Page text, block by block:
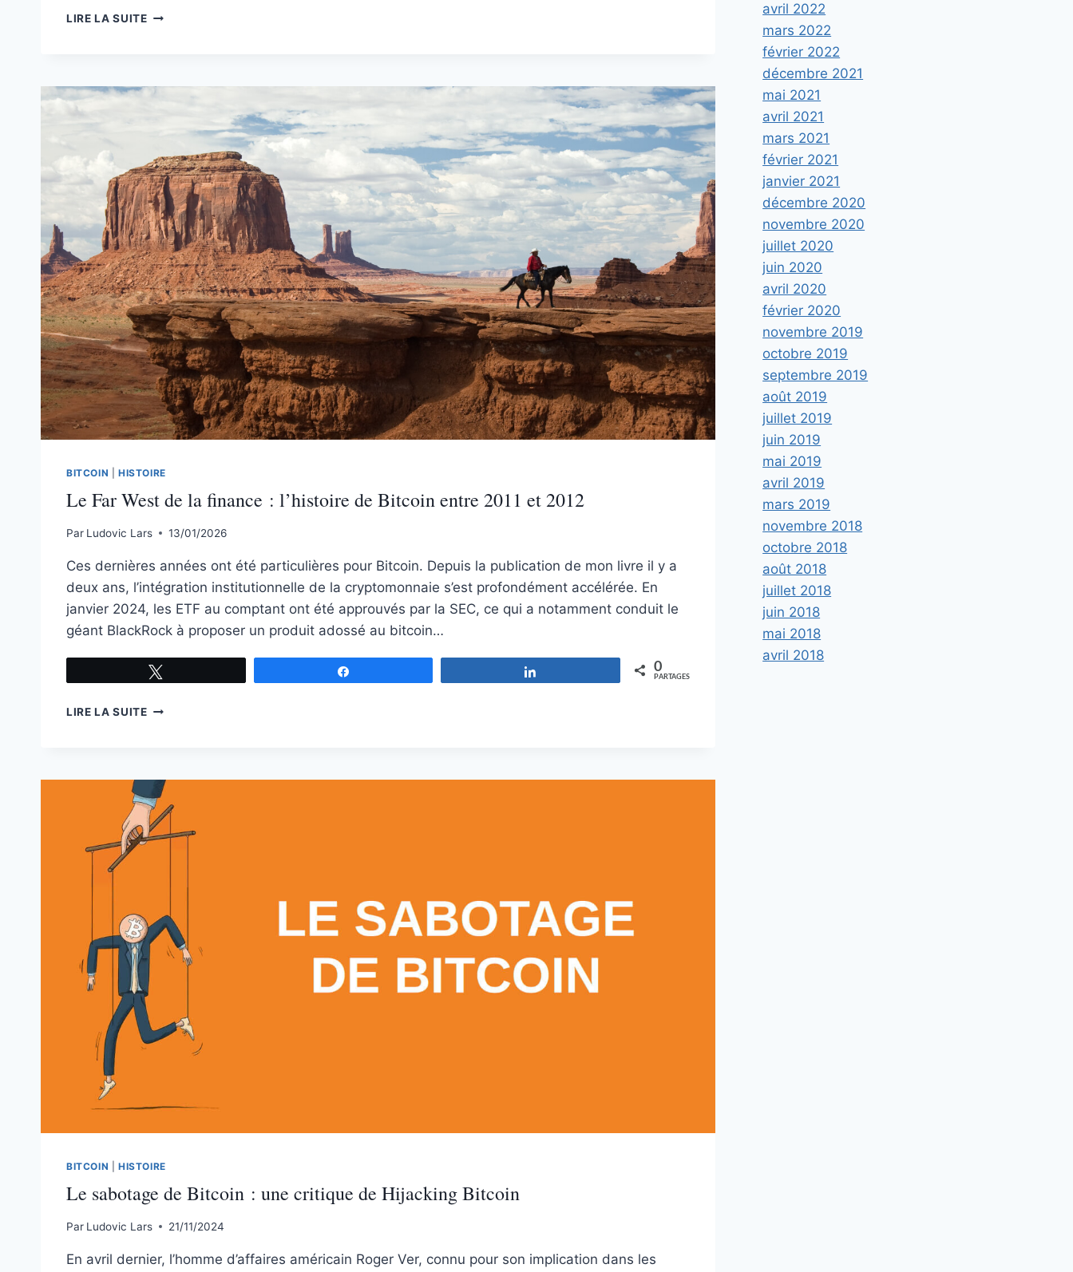
LIRE LA SUITEL’INDIVIDU
LE
MOYEN
BITCOIN HISTOIRE
Le Far West de la finance : l’histoire de Bitcoin entre 2011 et 2012
Par Ludovic Lars 13/01/2026
Ces dernières années ont été particulières pour Bitcoin. Depuis la publication de mon livre il y a
deux ans, l’intégration institutionnelle de la cryptomonnaie s’est profondément accélérée. En
janvier 2024, les ETF au comptant ont été approuvés par la SEC, ce qui a notamment conduit le
géant BlackRock à proposer un produit adossé au bitcoin…
0
PARTAGES
LIRE LA SUITELE
FINANCE :
L’HISTOIRE
DE
BITCOIN
BITCOIN HISTOIRE
Le sabotage de Bitcoin : une critique de Hijacking Bitcoin
Par Ludovic Lars 21/11/2024
En avril dernier, l’homme d’affaires américain Roger Ver, connu pour son implication dans les
avril 2022
mars 2022
février 2022
décembre 2021
mai 2021
avril 2021
mars 2021
février 2021
janvier 2021
décembre 2020
novembre 2020
juillet 2020
juin 2020
avril 2020
février 2020
novembre 2019
octobre 2019
septembre 2019
août 2019
juillet 2019
juin 2019
mai 2019
avril 2019
mars 2019
novembre 2018
octobre 2018
août 2018
juillet 2018
juin 2018
mai 2018
avril 2018